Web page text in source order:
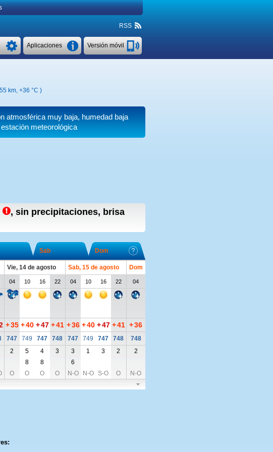
RSS
Versión móvil
Aplicaciones
km, +36 °C )
atmosférica muy baja, humedad baja
meteorológica
, sin precipitaciones, brisa
Sab Dom
Vie, 14 de agosto Sab, 15 de agosto
Dom
04 10 16 22 04 10 16 22 04
+35 +40 +47 +41 +36 +40 +47 +41 +36
747 749 747 748 747 749 747 748
748
2 5 4 3 3 1 3 2
2
8 8
6
O O O O N-O N-O S-O O N-O